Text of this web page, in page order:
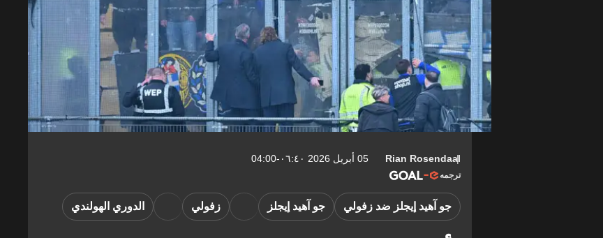
Rian Rosendaal 05 أبريل 2026 ٠٦:٤٠-04:00
ترجمه
جو آهيد إيجلز ضد زفولي جو آهيد إيجلز زفولي الدوري الهولندي